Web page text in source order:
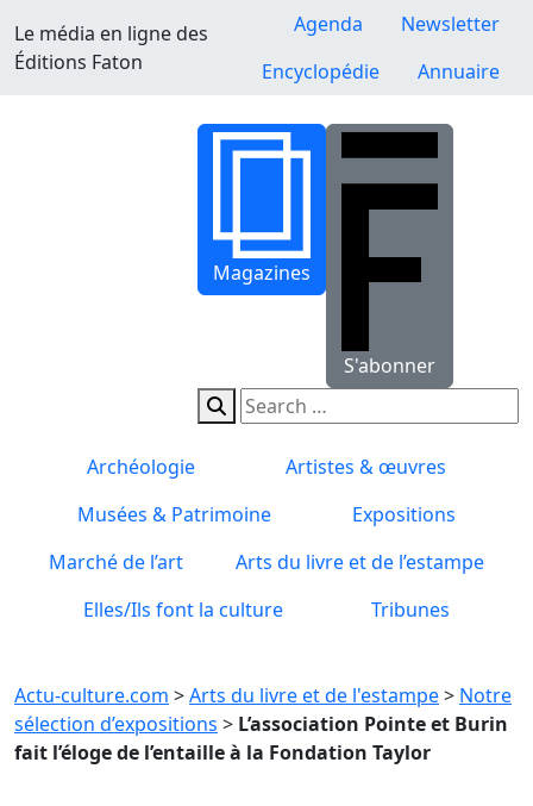
Le média en ligne des
Éditions Faton
Agenda
Newsletter
Encyclopédie
Annuaire
Magazines
S'abonner
Archéologie
Artistes & œuvres
Musées & Patrimoine
Expositions
Marché de l’art
Arts du livre et de l’estampe
Elles/Ils font la culture
Tribunes
Actu-culture.com >Arts du livre et de l'estampe> Notre
sélection d’expositions > L’association Pointe et Burin
fait l’éloge de l’entaille à la Fondation Taylor